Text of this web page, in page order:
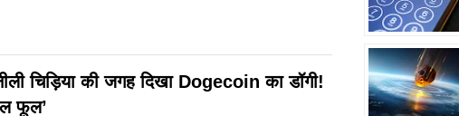
चिड़‍िया की जगह दिखा Dogecoin का डॉगी!
फूल’